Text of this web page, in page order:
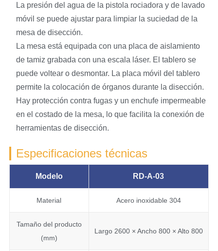
La presión del agua de la pistola rociadora y de lavado
móvil se puede ajustar para limpiar la suciedad de la
mesa de disección.
La mesa está equipada con una placa de aislamiento
de tamiz grabada con una escala láser. El tablero se
puede voltear o desmontar. La placa móvil del tablero
permite la colocación de órganos durante la disección.
Hay protección contra fugas y un enchufe impermeable
en el costado de la mesa, lo que facilita la conexión de
herramientas de disección.
Especificaciones técnicas
Modelo RD-A-03
Material Acero inoxidable 304
Tamaño del producto
(mm)
Largo 2600 × Ancho 800 × Alto 800